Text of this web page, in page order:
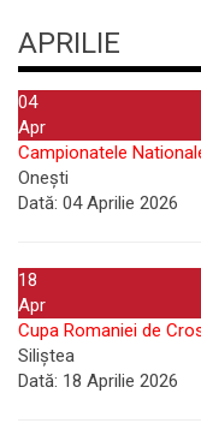
APRILIE
04
Apr
Campionatele
Onești
Dată: 04 Aprilie 2026
18
Apr
Cupa Romaniei de
Siliștea
Dată: 18 Aprilie 2026